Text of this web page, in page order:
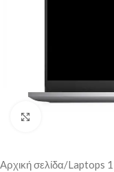
Αρχική σελίδα/Laptops